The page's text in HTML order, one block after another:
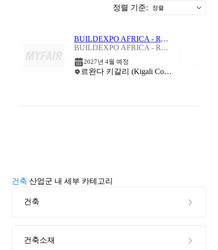
정렬 기준: 정렬
BUILDEXPO AFRICA - RWANDA 2027
BUILDEXPO AFRICA - RWANDA 2027
2027년 4월 예정
르완다 키갈리 (Kigali Convention Centre)
건축 산업군 내 세부 카테고리
건축
건축소재